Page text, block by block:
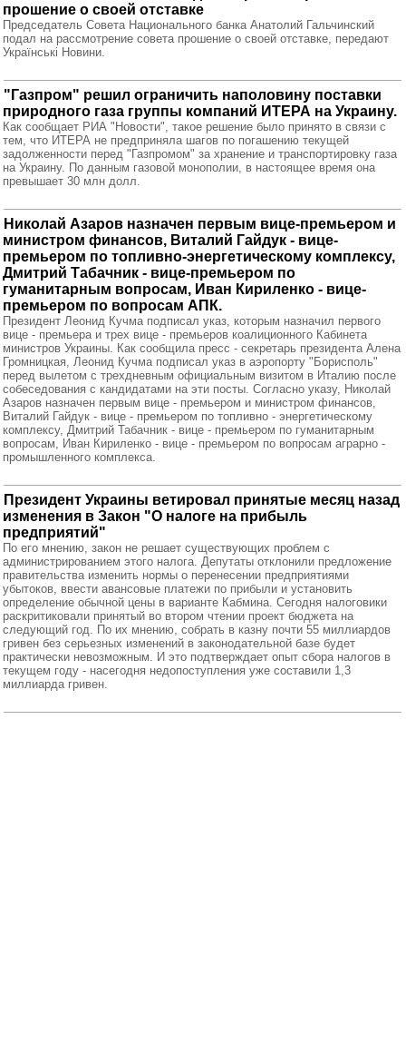
прошение о своей отставке
Председатель Совета Национального банка Анатолий Гальчинский
подал на рассмотрение совета прошение о своей отставке, передают
Українські Новини.
"Газпром" решил ограничить наполовину поставки
природного газа группы компаний ИТЕРА на Украину.
Как сообщает РИА "Новости", такое решение было принято в связи с
тем, что ИТЕРА не предприняла шагов по погашению текущей
задолженности перед "Газпромом" за хранение и транспортировку газа
на Украину. По данным газовой монополии, в настоящее время она
превышает 30 млн долл.
Николай Азаров назначен первым вице-премьером и
министром финансов, Виталий Гайдук - вице-
премьером по топливно-энергетическому комплексу,
Дмитрий Табачник - вице-премьером по
гуманитарным вопросам, Иван Кириленко - вице-
премьером по вопросам АПК.
Президент Леонид Кучма подписал указ, которым назначил первого
вице - премьера и трех вице - премьеров коалиционного Кабинета
министров Украины. Как сообщила пресс - секретарь президента Алена
Громницкая, Леонид Кучма подписал указ в аэропорту "Борисполь"
перед вылетом с трехдневным официальным визитом в Италию после
собеседования с кандидатами на эти посты. Согласно указу, Николай
Азаров назначен первым вице - премьером и министром финансов,
Виталий Гайдук - вице - премьером по топливно - энергетическому
комплексу, Дмитрий Табачник - вице - премьером по гуманитарным
вопросам, Иван Кириленко - вице - премьером по вопросам аграрно -
промышленного комплекса.
Президент Украины ветировал принятые месяц назад
изменения в Закон "О налоге на прибыль
предприятий"
По его мнению, закон не решает существующих проблем с
администрированием этого налога. Депутаты отклонили предложение
правительства изменить нормы о перенесении предприятиями
убытоков, ввести авансовые платежи по прибыли и установить
определение обычной цены в варианте Кабмина. Сегодня налоговики
раскритиковали принятый во втором чтении проект бюджета на
следующий год. По их мнению, собрать в казну почти 55 миллиардов
гривен без серьезных изменений в законодательной базе будет
практически невозможным. И это подтверждает опыт сбора налогов в
текущем году - насегодня недопоступления уже составили 1,3
миллиарда гривен.